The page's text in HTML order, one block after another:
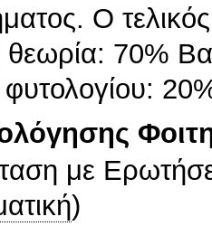
Ο
θεωρία: 70%
με
)